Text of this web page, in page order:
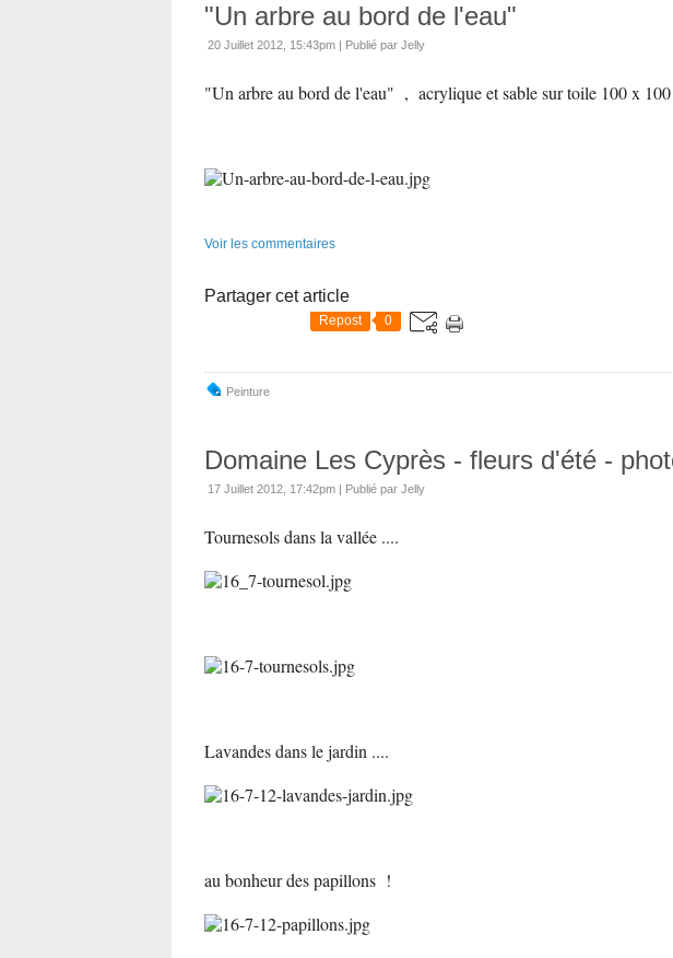
"Un arbre au bord de l'eau"
20 Juillet 2012, 15:43pm | Publié par Jelly
"Un arbre au bord de l'eau" , acrylique et sable sur toile 100 x
Voir les commentaires
Partager cet article
Repost 0
Peinture
Domaine Les Cyprès - fleurs d'été -
17 Juillet 2012, 17:42pm | Publié par Jelly
Tournesols dans la vallée ....
Lavandes dans le jardin ....
au bonheur des papillons !